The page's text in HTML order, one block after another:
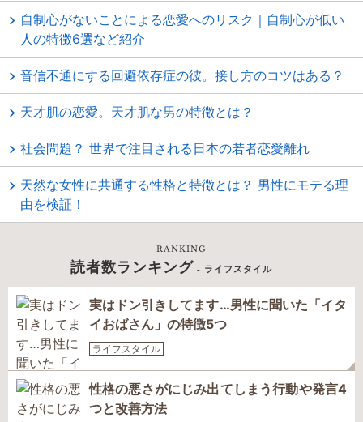
自制心がないことによる恋愛へのリスク｜自制心が低い
人の特徴6選など紹介
音信不通にする回避依存症の彼。接し方のコツはある？
天才肌の恋愛。天才肌な男の特徴とは？
社会問題？ 世界で注目される日本の若者恋愛離れ
天然な女性に共通する性格と特徴とは？ 男性にモテる理
由を検証！
RANKING
読者数ランキング - ライフスタイル
実はドン引きしてます…男性に聞いた「イタ
イおばさん」の特徴5つ
ライフスタイル
性格の悪さがにじみ出てしまう行動や発言4
つと改善方法